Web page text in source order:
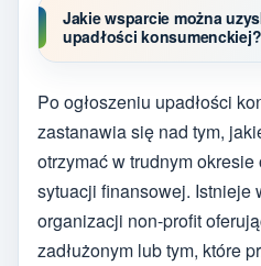
Jakie wsparcie można
upadłości konsumenckiej?
Po ogłoszeniu upadłości
zastanawia się nad tym,
otrzymać w trudnym
sytuacji finansowej. Istnieje
organizacji non-profit
zadłużonym lub tym, które